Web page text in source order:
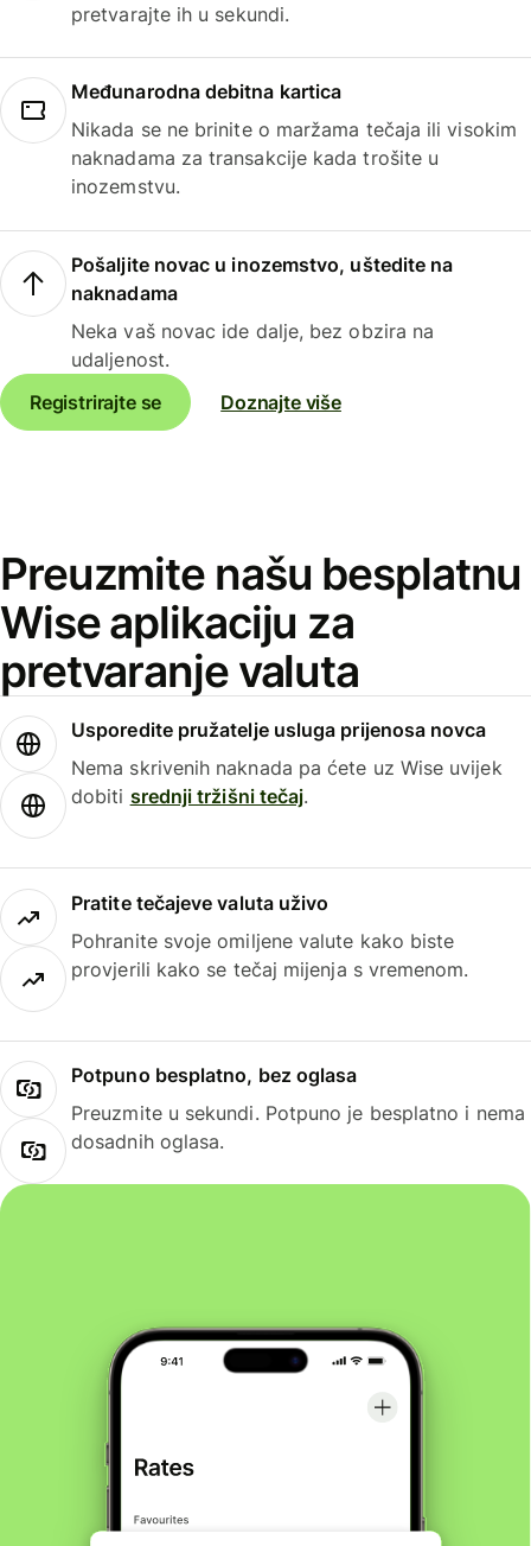
pretvarajte ih u sekundi.
Međunarodna debitna kartica
Nikada se ne brinite o maržama tečaja ili visokim
naknadama za transakcije kada trošite u
inozemstvu.
Pošaljite novac u inozemstvo, uštedite na
naknadama
Neka vaš novac ide dalje, bez obzira na
udaljenost.
Registrirajte se
Doznajte više
Preuzmite našu besplatnu
Wise aplikaciju za
pretvaranje valuta
Usporedite pružatelje usluga prijenosa novca
Nema skrivenih naknada pa ćete uz Wise uvijek
dobiti srednji tržišni tečaj.
Pratite tečajeve valuta uživo
Pohranite svoje omiljene valute kako biste
provjerili kako se tečaj mijenja s vremenom.
Potpuno besplatno, bez oglasa
Preuzmite u sekundi. Potpuno je besplatno i nema
dosadnih oglasa.